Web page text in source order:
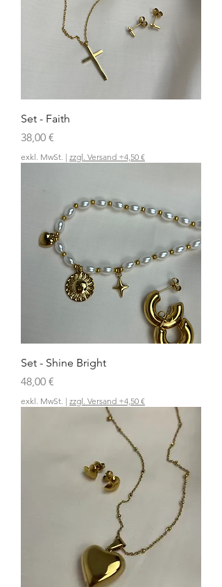
Set - Faith
Preis
38,00 €
exkl. MwSt. | zzgl. Versand +4,50 €
Set - Shine Bright
Preis
48,00 €
exkl. MwSt. | zzgl. Versand +4,50 €